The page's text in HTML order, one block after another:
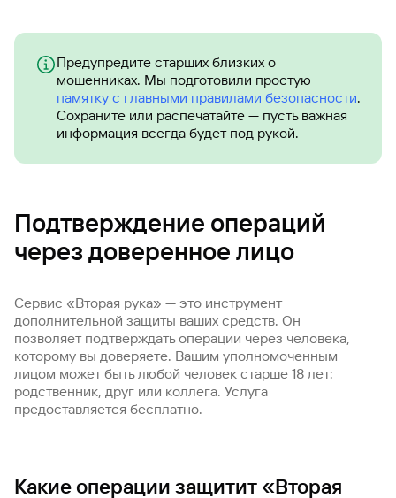
Предупредите старших близких о
мошенниках. Мы подготовили простую
памятку с главными правилами безопасности.
Сохраните или распечатайте — пусть важная
информация всегда будет под рукой.
Подтверждение операций
через доверенное лицо
Сервис «Вторая рука» — это инструмент
дополнительной защиты ваших средств. Он
позволяет подтверждать операции через человека,
которому вы доверяете. Вашим уполномоченным
лицом может быть любой человек старше 18 лет:
родственник, друг или коллега. Услуга
предоставляется бесплатно.
Какие операции защитит «Вторая